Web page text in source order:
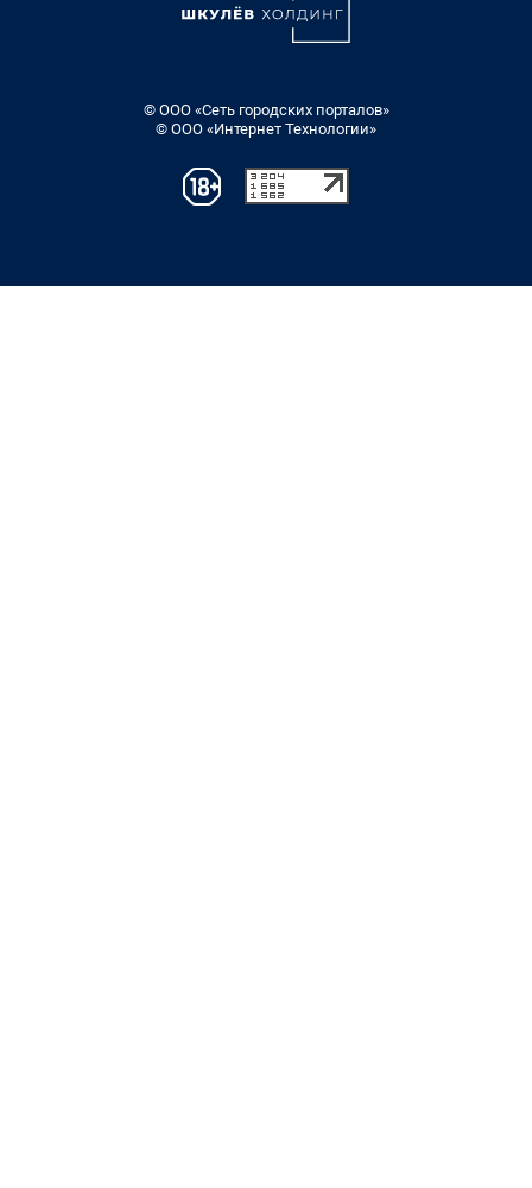
© ООО «Сеть городских порталов»
© ООО «Интернет Технологии»